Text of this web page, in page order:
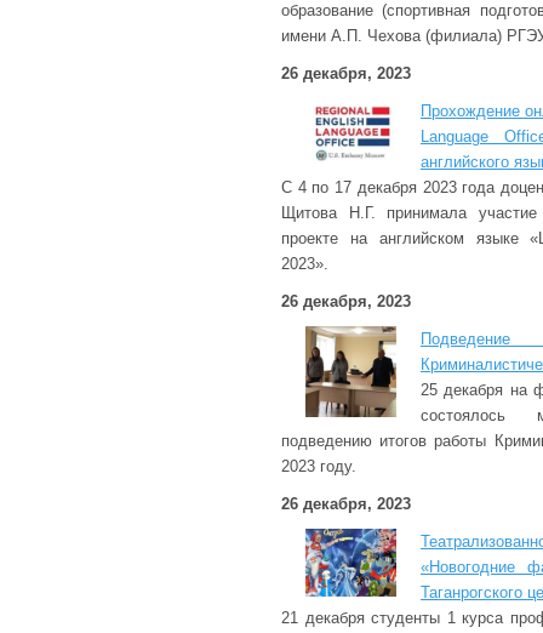
образование (спортивная
имени А.П. Чехова (филиала)
26 декабря, 2023
Прохождение
Language
английского
С 4 по 17 декабря 2023 года
Щитова Н.Г. принимала
проекте на английском языке
2023».
26 декабря, 2023
25 декабря на
состоялось
подведению итогов работы
2023 году.
26 декабря, 2023
«Новогодние
Таганрогского
21 декабря студенты 1 курса